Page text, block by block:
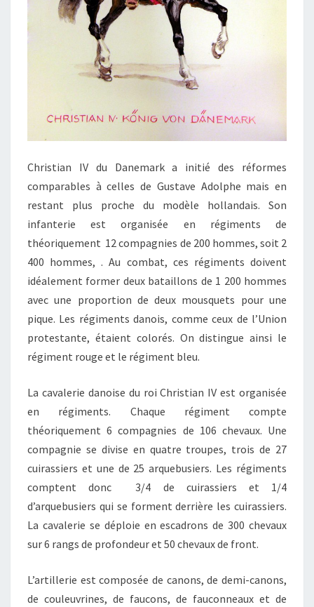
Christian IV du Danemark a initié des réformes
comparables à celles de Gustave Adolphe mais en
restant plus proche du modèle hollandais. Son
infanterie est organisée en régiments de
théoriquement 12 compagnies de 200 hommes, soit 2
400 hommes, . Au combat, ces régiments doivent
idéalement former deux bataillons de 1 200 hommes
avec une proportion de deux mousquets pour une
pique. Les régiments danois, comme ceux de l’Union
protestante, étaient colorés. On distingue ainsi le
régiment rouge et le régiment bleu.
La cavalerie danoise du roi Christian IV est organisée
en régiments. Chaque régiment compte
théoriquement 6 compagnies de 106 chevaux. Une
compagnie se divise en quatre troupes, trois de 27
cuirassiers et une de 25 arquebusiers. Les régiments
comptent donc 3/4 de cuirassiers et 1/4
d’arquebusiers qui se forment derrière les cuirassiers.
La cavalerie se déploie en escadrons de 300 chevaux
sur 6 rangs de profondeur et 50 chevaux de front.
L’artillerie est composée de canons, de demi-canons,
de couleuvrines, de faucons, de fauconneaux et de